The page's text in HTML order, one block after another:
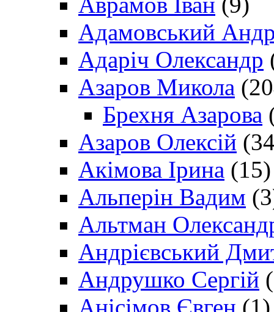
Адамовський
Адаріч Олександр
Азаров Микола
Брехня Азарова
Азаров Олексій
Акімова Ірина (15)
Альперін Вадим
Альтман
Андрієвський
Андрушко Сергій
Анісімов Євген (1)